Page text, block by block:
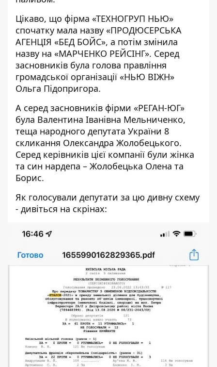
Цікаво, що фірма «ТЕХНОГРУП НЬЮ»
спочатку мала назву «ПРОДЮСЕРСЬКА
АГЕНЦІЯ «БЕД БОЙС», а потім змінила
назву на «МАРЧЕНКО РЕЙСІНГ». Серед
засновників була голова правління
громадської організації «НЬЮ ВІЖН»
Ольга Підопригора.
А серед засновників фірми «РЕГАН-ЮГ»
була Валентина Іванівна Мельниченко,
теща народного депутата України 8
скликання Олександра Жолобецького.
Серед керівників цієї компанії були жінка
та син нардепа – Жолобецька Олена та
Борис.
Як голосували депутати за цю дивну схему
- дивіться на скрінах: